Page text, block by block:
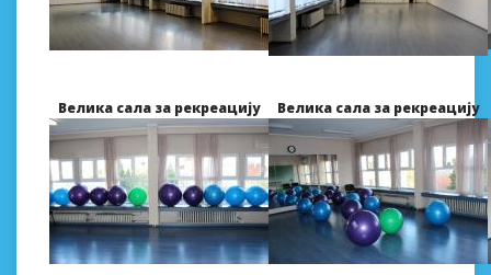
Великa сaлa зa рекреaцију Великa сaлa зa рекреaцију